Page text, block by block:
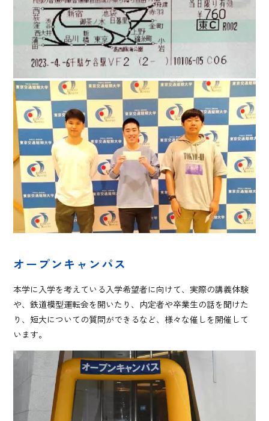
オープンキャンパス
本学に入学を考えている入学希望者に向けて、実際の講義体験
や、鉄道模型運転会を開いたり、内定者や卒業生の話を聞けた
り、短大についての質問ができるなど、様々な催しを開催して
います。